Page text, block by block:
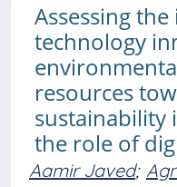
Assessing
technology
resources
sustainability
the role of
Aamir Javed;